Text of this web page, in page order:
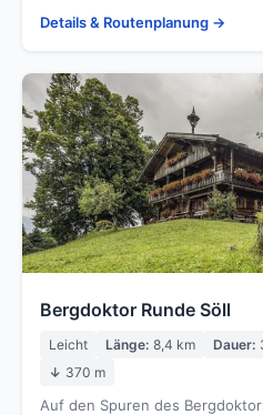
Details & Routenplanung →
Bergdoktor Runde Söll
Leicht Länge: 8,4 km Dauer:
↓ 370 m
Auf den Spuren des